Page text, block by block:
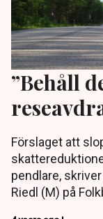
”Behåll
Förslaget att
pendlare,
Riedl (M) på